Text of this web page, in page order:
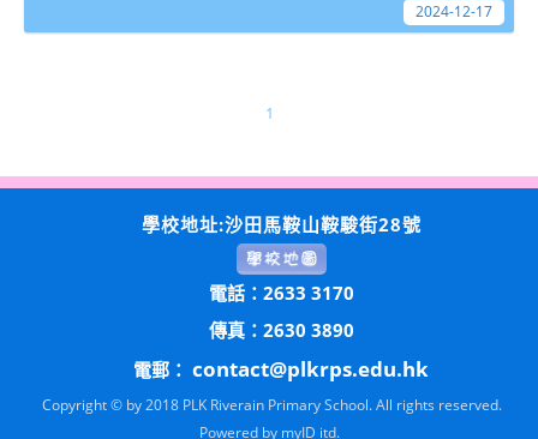
2024-12-17
1
學校地址:沙田馬鞍山鞍駿街28號
電話：2633 3170
傳真：2630 3890
電郵： contact@plkrps.edu.hk
Copyright © by 2018 PLK Riverain Primary School. All rights reserved.
Powered by myID itd.